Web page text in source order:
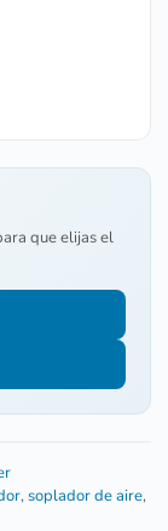
que elijas el
,soplador de aire,